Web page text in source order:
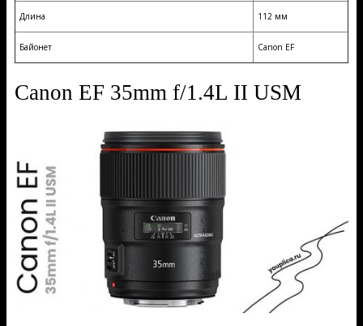
Длина 112 мм
Байонет Canon EF
Canon EF 35mm f/1.4L II USM